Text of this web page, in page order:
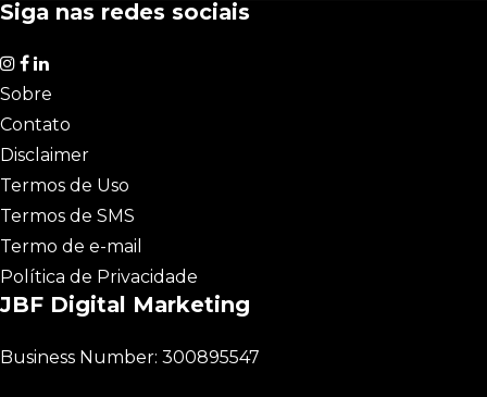
Siga nas redes sociais
Sobre
Contato
Disclaimer
Termos de Uso
Termos de SMS
Termo de e-mail
Política de Privacidade
JBF Digital Marketing
Business Number: 300895547